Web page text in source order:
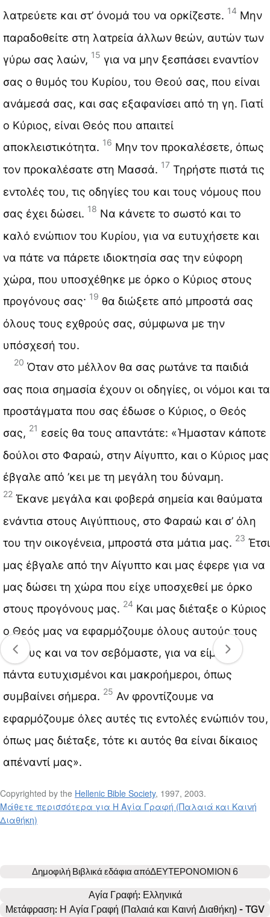
λατρεύετε και στ’ όνομά του να ορκίζεστε. 14 Μην
παραδοθείτε στη λατρεία άλλων θεών, αυτών των
γύρω σας λαών, 15 για να μην ξεσπάσει εναντίον
σας ο θυμός του Κυρίου, του Θεού σας, που είναι
ανάμεσά σας, και σας εξαφανίσει από τη γη. Γιατί
ο Κύριος, είναι Θεός που απαιτεί
αποκλειστικότητα. 16 Μην τον προκαλέσετε, όπως
τον προκαλέσατε στη Μασσά. 17 Τηρήστε πιστά τις
εντολές του, τις οδηγίες του και τους νόμους που
σας έχει δώσει. 18 Να κάνετε το σωστό και το
καλό ενώπιον του Κυρίου, για να ευτυχήσετε και
να πάτε να πάρετε ιδιοκτησία σας την εύφορη
χώρα, που υποσχέθηκε με όρκο ο Κύριος στους
προγόνους σας· 19 θα διώξετε από μπροστά σας
όλους τους εχθρούς σας, σύμφωνα με την
υπόσχεσή του.
20 Όταν στο μέλλον θα σας ρωτάνε τα παιδιά
σας ποια σημασία έχουν οι οδηγίες, οι νόμοι και τα
προστάγματα που σας έδωσε ο Κύριος, ο Θεός
σας, 21 εσείς θα τους απαντάτε: «Ήμασταν κάποτε
δούλοι στο Φαραώ, στην Αίγυπτο, και ο Κύριος μας
έβγαλε από ’κει με τη μεγάλη του δύναμη.
22 Έκανε μεγάλα και φοβερά σημεία και θαύματα
ενάντια στους Αιγύπτιους, στο Φαραώ και σ’ όλη
του την οικογένεια, μπροστά στα μάτια μας. 23 Έτσι
μας έβγαλε από την Αίγυπτο και μας έφερε για να
μας δώσει τη χώρα που είχε υποσχεθεί με όρκο
στους προγόνους μας. 24 Και μας διέταξε ο Κύριος
ο Θεός μας να εφαρμόζουμε όλους αυτούς τους
νόμους και να τον σεβόμαστε, για να είμαστε
πάντα ευτυχισμένοι και μακροήμεροι, όπως
συμβαίνει σήμερα. 25 Αν φροντίζουμε να
εφαρμόζουμε όλες αυτές τις εντολές ενώπιόν του,
όπως μας διέταξε, τότε κι αυτός θα είναι δίκαιος
απέναντί μας».
Copyrighted by the Hellenic Bible Society, 1997, 2003.
Μάθετε περισσότερα για Η Αγία Γραφή (Παλαιά και Καινή
Διαθήκη)
Δημοφιλή Βιβλικά εδάφια απόΔΕΥΤΕΡΟΝΟΜΙΟΝ 6
Αγία Γραφή: Ελληνικά
Μετάφραση: Η Αγία Γραφή (Παλαιά και Καινή Διαθήκη) - TGV